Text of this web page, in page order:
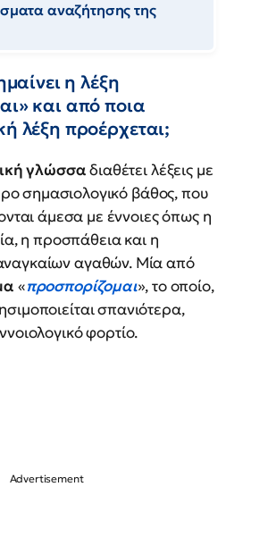
αναζήτησης της
η λέξη
και από ποια
λέξη προέρχεται;
γλώσσαδιαθέτει λέξεις με
σημασιολογικό βάθος, που
άμεσα με έννοιες όπως η
η προσπάθεια και η
αγαθών. Μία από
«προσπορίζομαι», το οποίο,
σπανιότερα,
φορτίο.